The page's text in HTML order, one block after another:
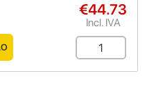
€44.73
Incl. IVA